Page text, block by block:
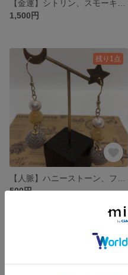
1,500円
残り1点
500円
SOLD OUT